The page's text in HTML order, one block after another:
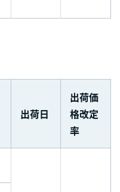
出荷日
出荷価
格改定
率